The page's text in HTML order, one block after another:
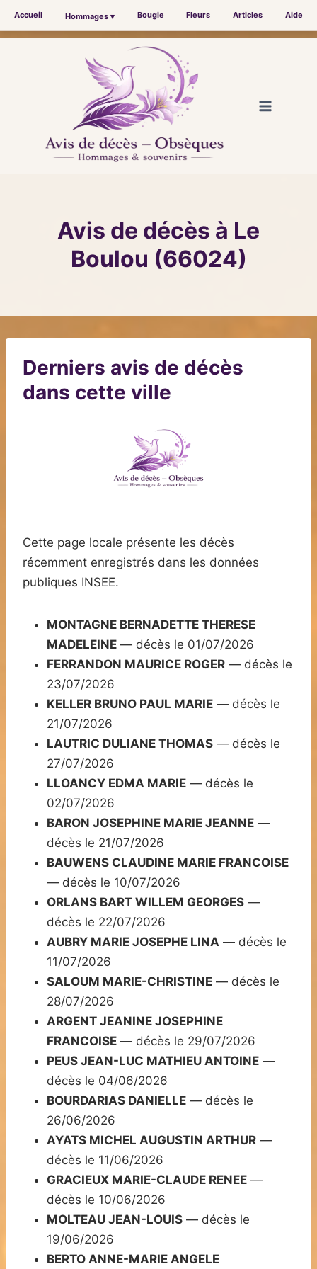
Accueil Hommages ▾ Bougie Fleurs Articles Aide
Avis de décès à Le
Boulou (66024)
Derniers avis de décès
dans cette ville
Cette page locale présente les décès
récemment enregistrés dans les données
publiques INSEE.
MONTAGNE BERNADETTE THERESE
MADELEINE — décès le 01/07/2026
FERRANDON MAURICE ROGER — décès le
23/07/2026
KELLER BRUNO PAUL MARIE — décès le
21/07/2026
LAUTRIC DULIANE THOMAS — décès le
27/07/2026
LLOANCY EDMA MARIE — décès le
02/07/2026
BARON JOSEPHINE MARIE JEANNE —
décès le 21/07/2026
BAUWENS CLAUDINE MARIE FRANCOISE
— décès le 10/07/2026
ORLANS BART WILLEM GEORGES —
décès le 22/07/2026
AUBRY MARIE JOSEPHE LINA — décès le
11/07/2026
SALOUM MARIE-CHRISTINE — décès le
28/07/2026
ARGENT JEANINE JOSEPHINE
FRANCOISE — décès le 29/07/2026
PEUS JEAN-LUC MATHIEU ANTOINE —
décès le 04/06/2026
BOURDARIAS DANIELLE — décès le
26/06/2026
AYATS MICHEL AUGUSTIN ARTHUR —
décès le 11/06/2026
GRACIEUX MARIE-CLAUDE RENEE —
décès le 10/06/2026
MOLTEAU JEAN-LOUIS — décès le
19/06/2026
BERTO ANNE-MARIE ANGELE